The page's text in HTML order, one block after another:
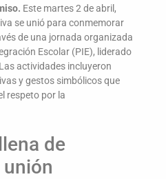
Este martes 2 de abril,
se unió para conmemorar
de una jornada organizada
Escolar (PIE), liderado
actividades incluyeron
y gestos simbólicos que
respeto por la
de